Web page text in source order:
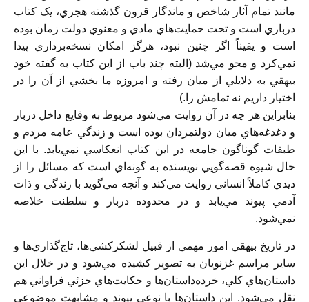
مانند تمام آثار شاخص و ماندگار قرون گذشته هجري، يک كتاب
درباري است و تحت حمايت‌هاي مادي و معنوي دولت زمان بوده
است و يقيناً اگر چنين نبود، هرگز امكان نسخه‌برداري پيدا
نمي‌كرد و محو مي‌شد (البته چند باب از اين كتاب به گفته خود
بيهقي به دلايلي از ميان رفته و امروزه ما بخشي از آن را در
اختيار داريم نه تمامش را.)
بنابراين هر چه در آن روايت مي‌شود مربوط به وقايع داخل دربار
و دغدغه‌هاي ميان دولتمردان بوده است و زندگي عامه مردم و
طبقات گوناگون جامعه در اين كتاب انعكاسي نمي‌يابد. با اين
حال شيوه قصه‌گويي نويسنده به گونه‌اي است كه مسائل را از
ديدي كاملاً انساني روايت مي‌كند و آنچه مي‌گويد با زندگي و ذات
آدمي پيوند مي‌يابد و در محدوده دربار و سلطنت خلاصه
نمي‌شود.
در تاريخ بيهقي امور مهمي از قبيل لشكركشي‌ها، تاج‌گذاري‌ها و
ساير مراسم غزنويان به تصوير كشيده مي‌شود و در خلال اين
داستان‌هاي كلي، خرده‌داستان‌ها و حكايت‌هاي جزئي فراواني هم
نقل مي‌شود. اين داستان‌ها با نوعي پيوند و مشابهت موضوعي